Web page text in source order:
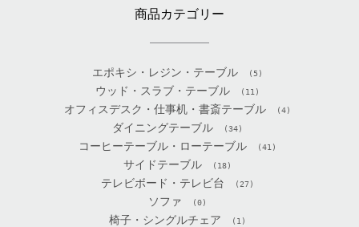
商品カテゴリー
エポキシ・レジン・テーブル (5)
ウッド・スラブ・テーブル (11)
オフィスデスク・仕事机・書斎テーブル (4)
ダイニングテーブル (34)
コーヒーテーブル・ローテーブル (41)
サイドテーブル (18)
テレビボード・テレビ台 (27)
ソファ (0)
椅子・シングルチェア (1)